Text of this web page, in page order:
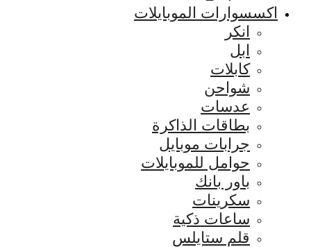
اكسسوارات الموبايلات
انكر
ابل
كابلات
شواحن
عدسات
بطاقات الذاكرة
جرابات موبايل
حوامل للموبايلات
باور بانك
سكرينات
ساعات ذكية
قلم ستايلس